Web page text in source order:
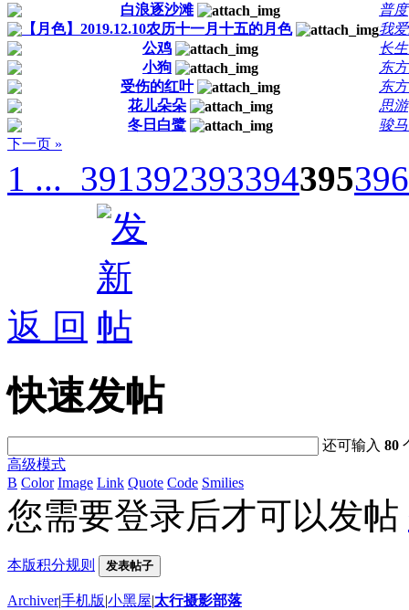
白浪逐沙滩
普度
【月色】2019.12.10农历十一月十五的月色
我
公鸡
长
小狗
东
受伤的红叶
东
花儿朵朵
思游
冬日白鹭
骏
下一页 »
1 ... 391392393394395396
返 回
快速发帖
还可输入80
高级模式
B Color Image Link Quote Code Smilies
您需要登录后才可以发帖
本版积分规则 发表帖子
Archiver|手机版|小黑屋|太行摄影部落